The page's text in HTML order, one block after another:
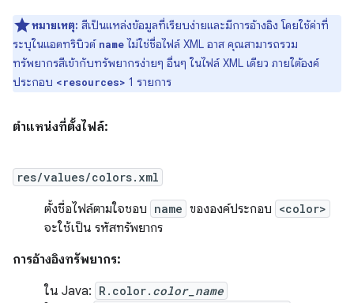
หมายเหตุ: สีเป็นแหล่งข้อมูลที่เรียบง่ายและมีการอ้างอิง โดยใช้ค่าที่
ระบุในแอตทริบิวต์ name ไม่ใช่ชื่อไฟล์ XML อาส คุณสามารถรวม
ทรัพยากรสีเข้ากับทรัพยากรง่ายๆ อื่นๆ ในไฟล์ XML เดียว ภายใต้องค์
ประกอบ <resources> 1 รายการ
ตำแหน่งที่ตั้งไฟล์:
res/values/colors.xml
ตั้งชื่อไฟล์ตามใจชอบ name ขององค์ประกอบ <color>
จะใช้เป็น รหัสทรัพยากร
การอ้างอิงทรัพยากร:
ใน Java: R.color. color_name